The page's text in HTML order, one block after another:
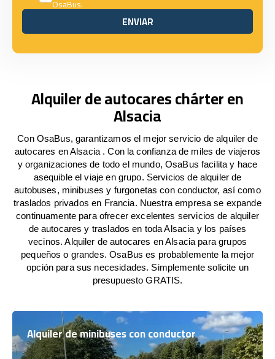
OsaBus.
ENVIAR
ENVIAR
Alquiler de autocares chárter en
Alsacia
Con OsaBus, garantizamos el mejor servicio de alquiler de
autocares en Alsacia . Con la confianza de miles de viajeros
y organizaciones de todo el mundo, OsaBus facilita y hace
asequible el viaje en grupo. Servicios de alquiler de
autobuses, minibuses y furgonetas con conductor, así como
traslados privados en Francia. Nuestra empresa se expande
continuamente para ofrecer excelentes servicios de alquiler
de autocares y traslados en toda Alsacia y los países
vecinos. Alquiler de autocares en Alsacia para grupos
pequeños o grandes. OsaBus es probablemente la mejor
opción para sus necesidades. Simplemente solicite un
presupuesto GRATIS.
Alquiler de minibuses con conductor